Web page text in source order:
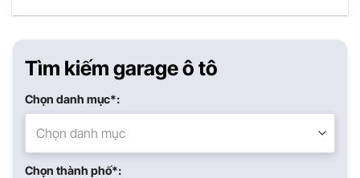
Tìm kiếm garage ô tô
Chọn danh mục*:
Chọn danh mục
Chọn thành phố*: